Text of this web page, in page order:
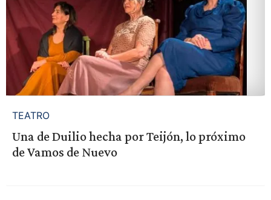
TEATRO
Una de Duilio hecha por Teijón, lo próximo
de Vamos de Nuevo